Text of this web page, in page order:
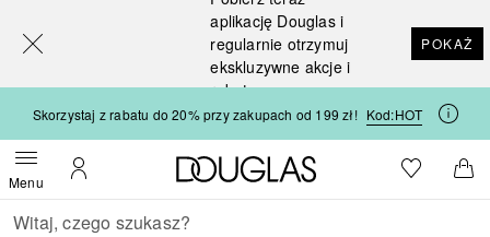
aplikację Douglas i
regularnie otrzymuj
ekskluzywne akcje i
rabaty
POKAŻ
Skorzystaj z rabatu do 20% przy zakupach od 199 zł! Kod:HOT
MenuOtwórz menuMoje konto
Strona główna Douglas
Do listyDo
Wracać
Wykonaj wyszukiwanie
[navigation.slideout.screenreader]